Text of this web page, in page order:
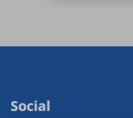
Social